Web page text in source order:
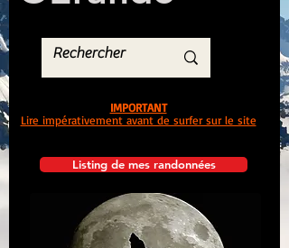
Listing de mes randonnées
IMPORTANT
Lire impérativement avant de surfer sur le site